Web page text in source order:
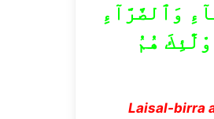
وَٱلضَّرَّآءِ
هُمُ
Laisal-birra